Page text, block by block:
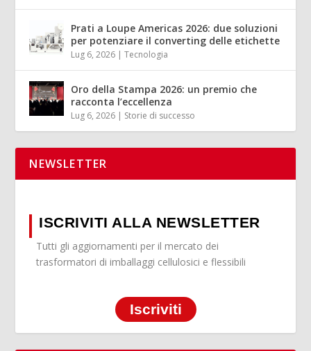
Prati a Loupe Americas 2026: due soluzioni
per potenziare il converting delle etichette
Lug 6, 2026 |Tecnologia
Oro della Stampa 2026: un premio che
racconta l’eccellenza
Lug 6, 2026 | Storie di successo
NEWSLETTER
ISCRIVITI ALLA NEWSLETTER
Tutti gli aggiornamenti per il mercato dei
trasformatori di imballaggi cellulosici e flessibili
Iscriviti